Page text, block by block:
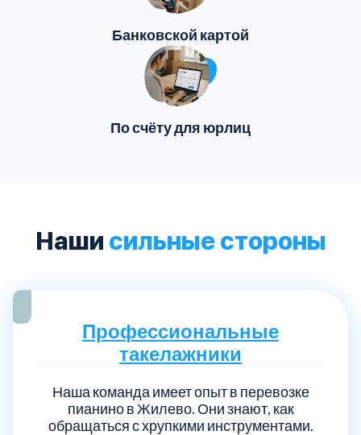
Банковской картой
По счёту для юрлиц
Наши сильные стороны
Профессиональные
такелажники
Наша команда имеет опыт в перевозке
пианино в Жилево. Они знают, как
обращаться с хрупкими инструментами.